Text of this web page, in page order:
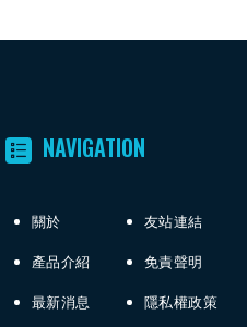
NAVIGATION
關於
產品介紹
最新消息
友站連結
免責聲明
隱私權政策